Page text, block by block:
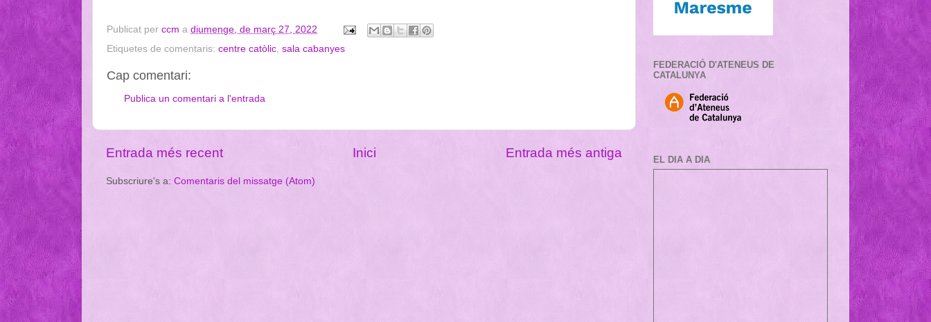
Publicat per ccm a diumenge, de març 27, 2022
Etiquetes de comentaris: centre catòlic, sala cabanyes
Cap comentari:
Publica un comentari a l'entrada
Entrada més recent Entrada més antiga
Inici
Subscriure's a: Comentaris del missatge (Atom)
FEDERACIÓ D'ATENEUS DE
CATALUNYA
EL DIA A DIA